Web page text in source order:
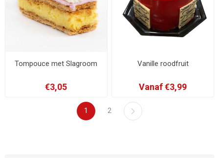
Tompouce met Slagroom
€3,05
Vanille roodfruit
Vanaf €3,99
1 2